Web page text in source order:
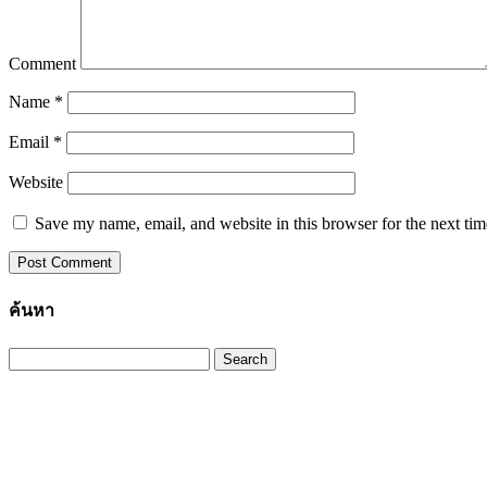
Comment
Name *
Email *
Website
Save my name, email, and website in this browser for the next
ค้นหา
Search